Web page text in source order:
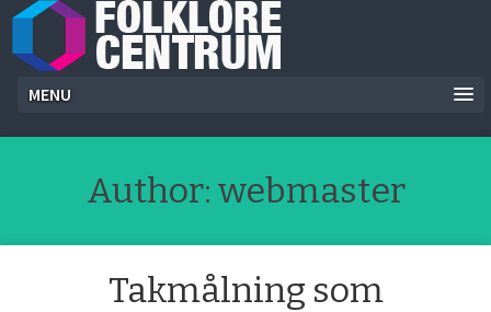
MENU
Author: webmaster
Takmålning som